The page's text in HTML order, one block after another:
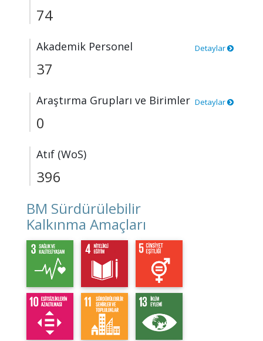
74
Akademik Personel Detaylar
37
Araştırma Grupları ve Birimler Detaylar
0
Atıf (WoS)
396
BM Sürdürülebilir
Kalkınma Amaçları